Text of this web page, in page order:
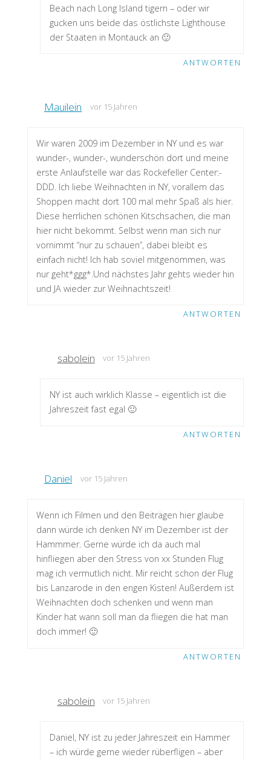
Beach nach Long Island tigern – oder wir
gucken uns beide das östlichste Lighthouse
der Staaten in Montauck an 🙂
ANTWORTEN
Mauilein vor 15 Jahren
Wir waren 2009 im Dezember in NY und es war
wunder-, wunder-, wunderschön dort und meine
erste Anlaufstelle war das Rockefeller Center:-
DDD. Ich liebe Weihnachten in NY, vorallem das
Shoppen macht dort 100 mal mehr Spaß als hier.
Diese herrlichen schönen Kitschsachen, die man
hier nicht bekommt. Selbst wenn man sich nur
vornimmt “nur zu schauen”, dabei bleibt es
einfach nicht! Ich hab soviel mitgenommen, was
nur geht*ggg*.Und nächstes Jahr gehts wieder hin
und JA wieder zur Weihnachtszeit!
ANTWORTEN
sabolein vor 15 Jahren
NY ist auch wirklich Klasse – eigentlich ist die
Jahreszeit fast egal 🙂
ANTWORTEN
Daniel vor 15 Jahren
Wenn ich Filmen und den Beiträgen hier glaube
dann würde ich denken NY im Dezember ist der
Hammmer. Gerne würde ich da auch mal
hinfliegen aber den Stress von xx Stunden Flug
mag ich vermutlich nicht. Mir reicht schon der Flug
bis Lanzarode in den engen Kisten! Außerdem ist
Weihnachten doch schenken und wenn man
Kinder hat wann soll man da fliegen die hat man
doch immer! 🙂
ANTWORTEN
sabolein vor 15 Jahren
Daniel, NY ist zu jeder Jahreszeit ein Hammer
– ich würde gerne wieder rüberfligen – aber